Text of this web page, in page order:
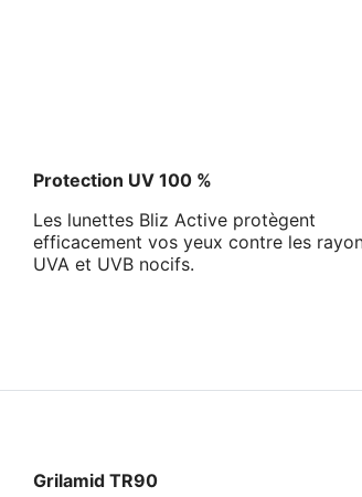
Protection UV 100 %
Les lunettes Bliz Active protègent
efficacement vos yeux contre les
UVA et UVB nocifs.
Grilamid TR90